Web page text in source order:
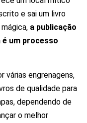
e sai um livro
a publicação
um processo
várias engrenagens,
de qualidade para
dependendo de
o melhor